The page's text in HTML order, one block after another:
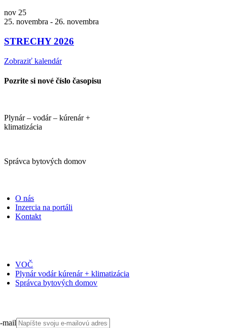
nov 25
25. novembra - 26. novembra
STRECHY 2026
Zobraziť kalendár
Pozrite si nové číslo časopisu
Plynár – vodár – kúrenár +
klimatizácia
Správca bytových domov
O nás
Inzercia na portáli
Kontakt
VOČ
Plynár vodár kúrenár + klimatizácia
Správca bytových domov
mail